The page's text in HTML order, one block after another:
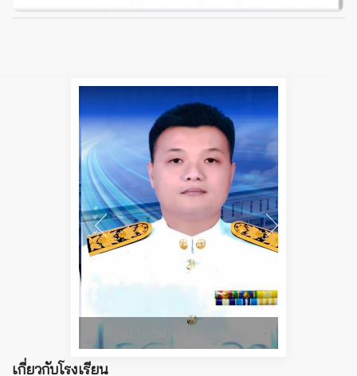
เกี่ยวกับโรงเรียน